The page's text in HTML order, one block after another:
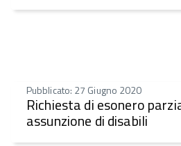
Pubblicato: 27 Giugno 2020
Richiesta di esonero
assunzione di disabili